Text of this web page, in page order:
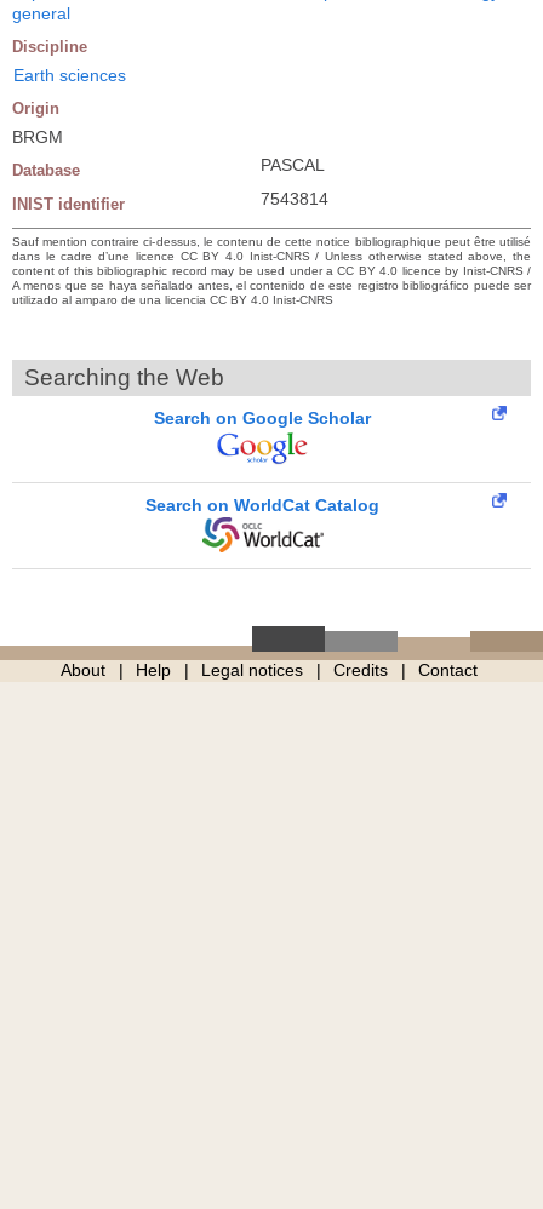
general
Discipline
Earth sciences
Origin
BRGM
Database PASCAL
INIST identifier 7543814
Sauf mention contraire ci-dessus, le contenu de cette notice bibliographique peut être utilisé
dans le cadre d’une licence CC BY 4.0 Inist-CNRS / Unless otherwise stated above, the
content of this bibliographic record may be used under a CC BY 4.0 licence by Inist-CNRS /
A menos que se haya señalado antes, el contenido de este registro bibliográfico puede ser
utilizado al amparo de una licencia CC BY 4.0 Inist-CNRS
Searching the Web
Search on Google Scholar
Search on WorldCat Catalog
About Help Legal notices Credits Contact